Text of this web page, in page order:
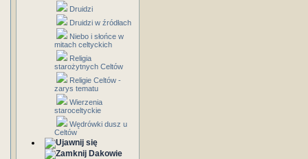
Druidzi
Druidzi w źródłach
Niebo i słońce w
mitach celtyckich
Religia
starożytnych Celtów
Religie Celtów -
zarys tematu
Wierzenia
staroceltyckie
Wędrówki dusz u
Celtów
Dakowie